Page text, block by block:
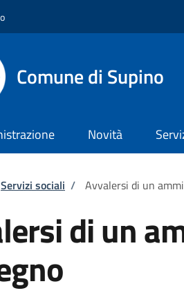
Comune di Supino
Novità
di pane
Servizi sociali / Avvalersi di un
di un